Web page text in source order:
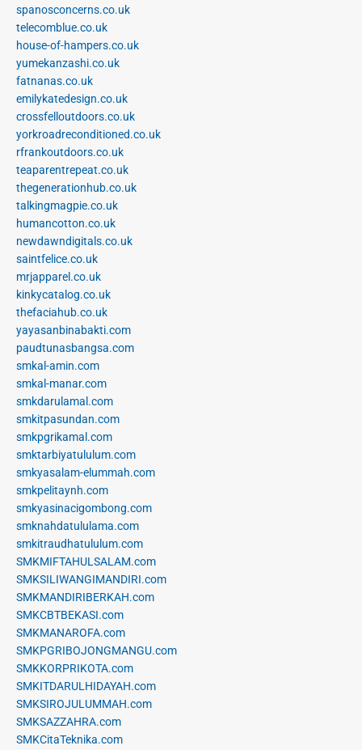
spanosconcerns.co.uk
telecomblue.co.uk
house-of-hampers.co.uk
yumekanzashi.co.uk
fatnanas.co.uk
emilykatedesign.co.uk
crossfelloutdoors.co.uk
yorkroadreconditioned.co.uk
rfrankoutdoors.co.uk
teaparentrepeat.co.uk
thegenerationhub.co.uk
talkingmagpie.co.uk
humancotton.co.uk
newdawndigitals.co.uk
saintfelice.co.uk
mrjapparel.co.uk
kinkycatalog.co.uk
thefaciahub.co.uk
yayasanbinabakti.com
paudtunasbangsa.com
smkal-amin.com
smkal-manar.com
smkdarulamal.com
smkitpasundan.com
smkpgrikamal.com
smktarbiyatululum.com
smkyasalam-elummah.com
smkpelitaynh.com
smkyasinacigombong.com
smknahdatululama.com
smkitraudhatululum.com
SMKMIFTAHULSALAM.com
SMKSILIWANGIMANDIRI.com
SMKMANDIRIBERKAH.com
SMKCBTBEKASI.com
SMKMANAROFA.com
SMKPGRIBOJONGMANGU.com
SMKKORPRIKOTA.com
SMKITDARULHIDAYAH.com
SMKSIROJULUMMAH.com
SMKSAZZAHRA.com
SMKCitaTeknika.com